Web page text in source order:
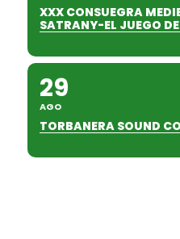
XXX CONSUEGRA
SATRANY-EL JUEGO
29
AGO
TORBANERA SOUND